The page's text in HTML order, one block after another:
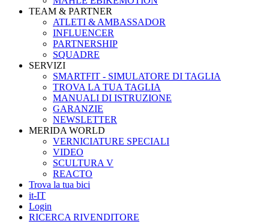
TEAM & PARTNER
ATLETI & AMBASSADOR
INFLUENCER
PARTNERSHIP
SQUADRE
SERVIZI
SMARTFIT - SIMULATORE DI TAGLIA
TROVA LA TUA TAGLIA
MANUALI DI ISTRUZIONE
GARANZIE
NEWSLETTER
MERIDA WORLD
VERNICIATURE SPECIALI
VIDEO
SCULTURA V
REACTO
Trova la tua bici
it-IT
Login
RICERCA RIVENDITORE